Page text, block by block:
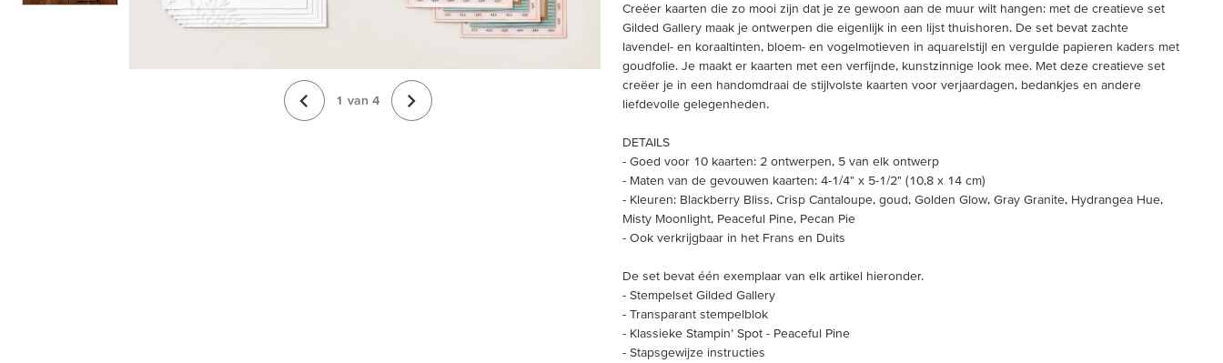
1 van 4
Creëer kaarten die zo mooi zijn dat je ze gewoon aan de muur wilt hangen: met de creatieve set
Gilded Gallery maak je ontwerpen die eigenlijk in een lijst thuishoren. De set bevat zachte
lavendel- en koraaltinten, bloem- en vogelmotieven in aquarelstijl en vergulde papieren kaders met
goudfolie. Je maakt er kaarten met een verfijnde, kunstzinnige look mee. Met deze creatieve set
creëer je in een handomdraai de stijlvolste kaarten voor verjaardagen, bedankjes en andere
liefdevolle gelegenheden.
DETAILS
- Goed voor 10 kaarten: 2 ontwerpen, 5 van elk ontwerp
- Maten van de gevouwen kaarten: 4-1/4" x 5-1/2" (10,8 x 14 cm)
- Kleuren: Blackberry Bliss, Crisp Cantaloupe, goud, Golden Glow, Gray Granite, Hydrangea Hue,
Misty Moonlight, Peaceful Pine, Pecan Pie
- Ook verkrijgbaar in het Frans en Duits
De set bevat één exemplaar van elk artikel hieronder.
- Stempelset Gilded Gallery
- Transparant stempelblok
- Klassieke Stampin’ Spot - Peaceful Pine
- Stapsgewijze instructies